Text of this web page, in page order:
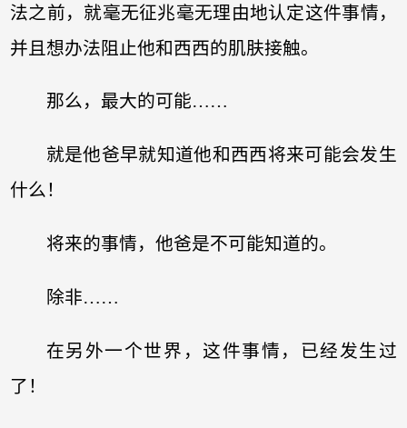
法之前，就毫无征兆毫无理由地认定这件事情，
并且想办法阻止他和西西的肌肤接触。
那么，最大的可能……
就是他爸早就知道他和西西将来可能会发生
什么！
将来的事情，他爸是不可能知道的。
除非……
在另外一个世界，这件事情，已经发生过
了！